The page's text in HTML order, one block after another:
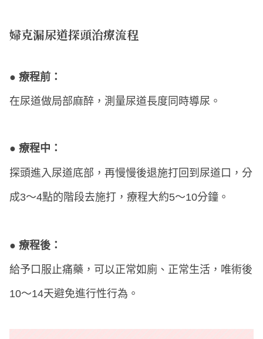
婦克漏尿道探頭治療流程
● 療程前：
在尿道做局部麻醉，測量尿道長度同時導尿。
● 療程中：
探頭進入尿道底部，再慢慢後退施打回到尿道口，分
成3～4點的階段去施打，療程大約5～10分鐘。
● 療程後：
給予口服止痛藥，可以正常如廁、正常生活，唯術後
10～14天避免進行性行為。